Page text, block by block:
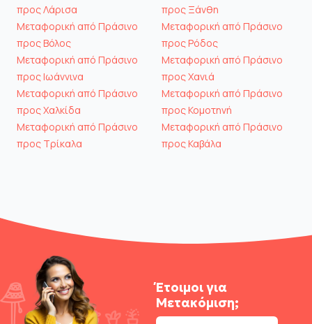
προς Λάρισα
Μεταφορική από Πράσινο
προς Βόλος
Μεταφορική από Πράσινο
προς Ιωάννινα
Μεταφορική από Πράσινο
προς Χαλκίδα
Μεταφορική από Πράσινο
προς Τρίκαλα
προς Ξάνθη
Μεταφορική από Πράσινο
προς Ρόδος
Μεταφορική από Πράσινο
προς Χανιά
Μεταφορική από Πράσινο
προς Κομοτηνή
Μεταφορική από Πράσινο
προς Καβάλα
Έτοιμοι για
Μετακόμιση;